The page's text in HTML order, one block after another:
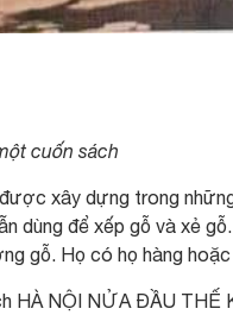
cuốn sách
xây dựng trong
dùng để xếp gỗ và xẻ
gỗ. Họ có họ hàng
HÀ NỘI NỬA ĐẦU THẾ